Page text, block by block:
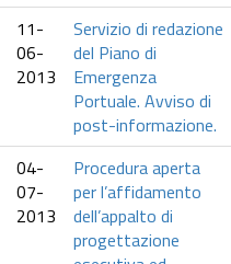
11-
06-
2013
Servizio di redazione
del Piano di
Emergenza
Portuale. Avviso di
post-informazione.
04-
07-
2013
Procedura aperta
per l’affidamento
dell’appalto di
progettazione